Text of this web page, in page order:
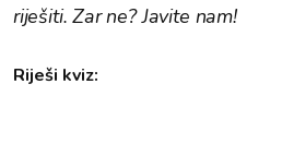
riješiti. Zar ne? Javite nam!
Riješi kviz: